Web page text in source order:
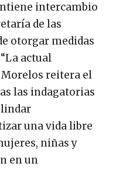
intercambio
de las
otorgar medidas
actual
reitera el
las indagatorias
una vida libre
niñas y
en un